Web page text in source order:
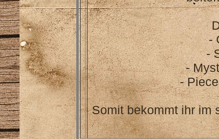
-
-
-
-
Somit bekommt ihr im